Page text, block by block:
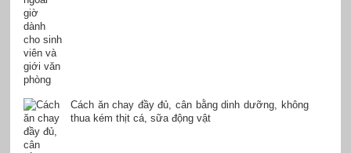
Cách ăn chay đầy đủ, cân bằng dinh dưỡng, không
thua kém thịt cá, sữa động vật